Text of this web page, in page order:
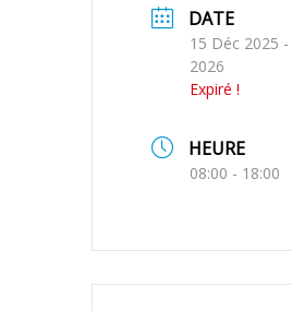
DATE
15 Déc 2025
2026
Expiré !
HEURE
08:00 - 18:00